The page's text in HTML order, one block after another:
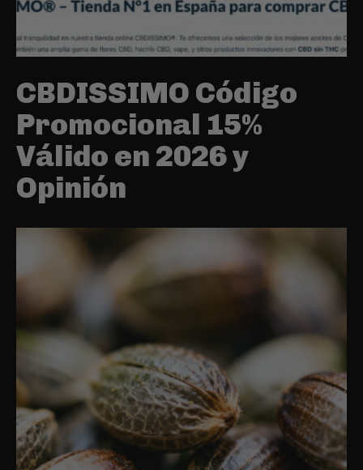
CBDISSIMO Código
Promocional 15%
Válido en 2026 y
Opinión